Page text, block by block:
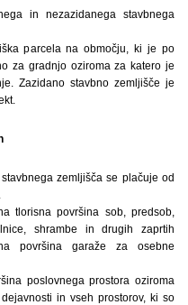
in nezazidanega stavbnega
parcela na območju, ki je po
za gradnjo oziroma za katero je
Zazidano stavbno zemljišče je
zemljišča se plačuje od
tlorisna površina sob, predsob,
shrambe in drugih zaprtih
površina garaže za osebne
poslovnega prostora oziroma
in vseh prostorov, ki so